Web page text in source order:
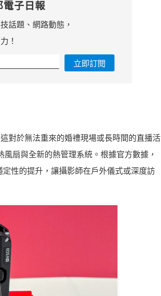
電子日報
話題、網路動態，
！
立即訂閱
對於無法重來的婚禮現場或長時間的直播活
扇與全新的熱管理系統。根據官方數據，
性的提升，讓攝影師在戶外儀式或深度訪